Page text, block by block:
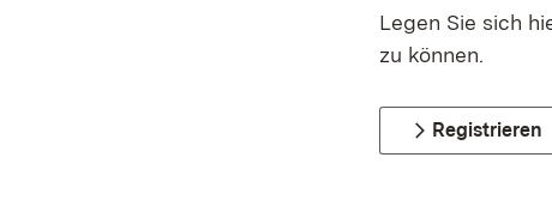
Legen Sie sich
zu können.
Registrieren